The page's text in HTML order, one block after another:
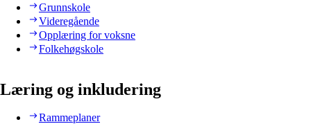
Grunnskole
Videregående
Opplæring for voksne
Folkehøgskole
Læring og inkludering
Rammeplaner